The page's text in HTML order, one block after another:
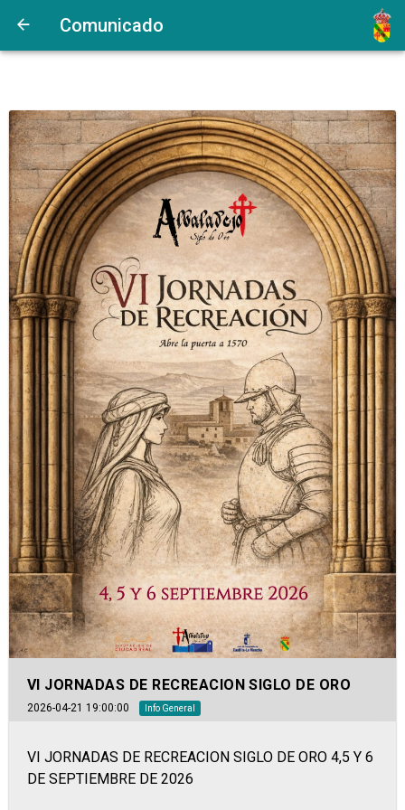
Comunicado
VI JORNADAS DE RECREACION SIGLO DE ORO
2026-04-21 19:00:00 Info General
VI JORNADAS DE RECREACION SIGLO DE ORO 4,5 Y 6
DE SEPTIEMBRE DE 2026